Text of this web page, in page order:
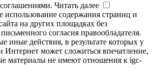
Читать далее
использование содержания страниц и
на других площадках без
согласия правообладателя.
иные действия, в результате которых у
Интернет может сложиться впечатление,
материалы не имеют отношения к igc-